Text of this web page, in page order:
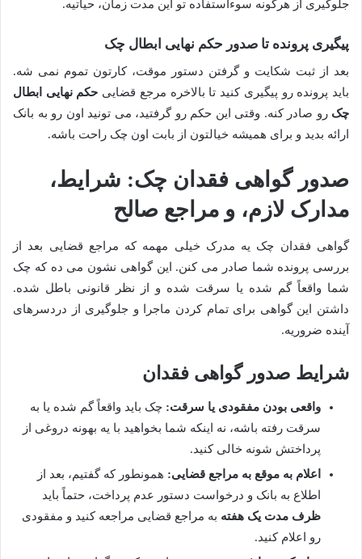
جلوگیری از هرگونه سوءاستفاده تو این مدت زمان، حیاتیه.
پیگیری پرونده تا صدور حکم نهایی ابطال چک
بعد از ثبت شکایت و گرفتن دستور موقت، کارتون تموم نمی شه.
باید پرونده رو پیگیری کنید تا بالاخره مرجع قضایی حکم نهایی ابطال
چک رو صادر کنه. وقتی این حکم رو گرفتید، می تونید اون رو به بانک
ارائه بدید و برای همیشه خیالتون از بابت اون چک راحت باشه.
صدور گواهی فقدان چک: شرایط،
مدارک لازم، و مراجع صالح
گواهی فقدان چک یه مدرک خیلی مهمه که مراجع قضایی بعد از
بررسی پرونده شما صادر می کنن. این گواهی نشون می ده که چک
شما واقعاً گم شده یا سرقت شده و از نظر قانونی باطل شده.
داشتن این گواهی برای تمام کردن ماجرا و جلوگیری از دردسرهای
آینده ضروریه.
شرایط صدور گواهی فقدان
واقعی بودن مفقودی یا سرقت: چک باید واقعاً گم شده یا به
سرقت رفته باشه، نه اینکه شما بخواهید با یه بهونه دروغی از
پرداختش شونه خالی کنید.
اعلام به موقع به مراجع قضایی: همونطور که گفتیم، بعد از
اطلاع به بانک و درخواست دستور عدم پرداخت، حتماً باید
ظرف مدت یک هفته به مراجع قضایی مراجعه کنید و مفقودی
رو اعلام کنید.